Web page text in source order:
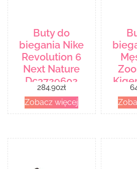
Buty do
biegania Nike
Revolution 6
Next Nature
Dc3729602
Czerwony
284.90zł
Zobacz więcej